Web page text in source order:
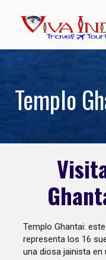
Templo
Templo Ghantai:
representa los 16
una diosa jainista en